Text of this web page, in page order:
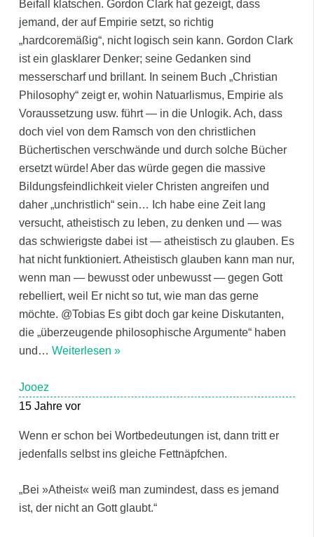
Beifall klatschen. Gordon Clark hat gezeigt, dass
jemand, der auf Empirie setzt, so richtig
„hardcoremäßig“, nicht logisch sein kann. Gordon Clark
ist ein glasklarer Denker; seine Gedanken sind
messerscharf und brillant. In seinem Buch „Christian
Philosophy“ zeigt er, wohin Natuarlismus, Empirie als
Voraussetzung usw. führt — in die Unlogik. Ach, dass
doch viel von dem Ramsch von den christlichen
Büchertischen verschwände und durch solche Bücher
ersetzt würde! Aber das würde gegen die massive
Bildungsfeindlichkeit vieler Christen angreifen und
daher „unchristlich“ sein… Ich habe eine Zeit lang
versucht, atheistisch zu leben, zu denken und — was
das schwierigste dabei ist — atheistisch zu glauben. Es
hat nicht funktioniert. Atheistisch glauben kann man nur,
wenn man — bewusst oder unbewusst — gegen Gott
rebelliert, weil Er nicht so tut, wie man das gerne
möchte. @Tobias Es gibt doch gar keine Diskutanten,
die „überzeugende philosophische Argumente“ haben
und … Weiterlesen »
Jooez
15 Jahre vor
Wenn er schon bei Wortbedeutungen ist, dann tritt er
jedenfalls selbst ins gleiche Fettnäpfchen.
„Bei »Atheist« weiß man zumindest, dass es jemand
ist, der nicht an Gott glaubt.“